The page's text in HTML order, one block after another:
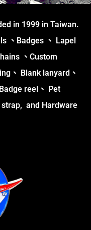
in 1999 in Taiwan.
、Badges 、 Lapel
、Custom
、 Blank lanyard、
reel、 Pet
and Hardware